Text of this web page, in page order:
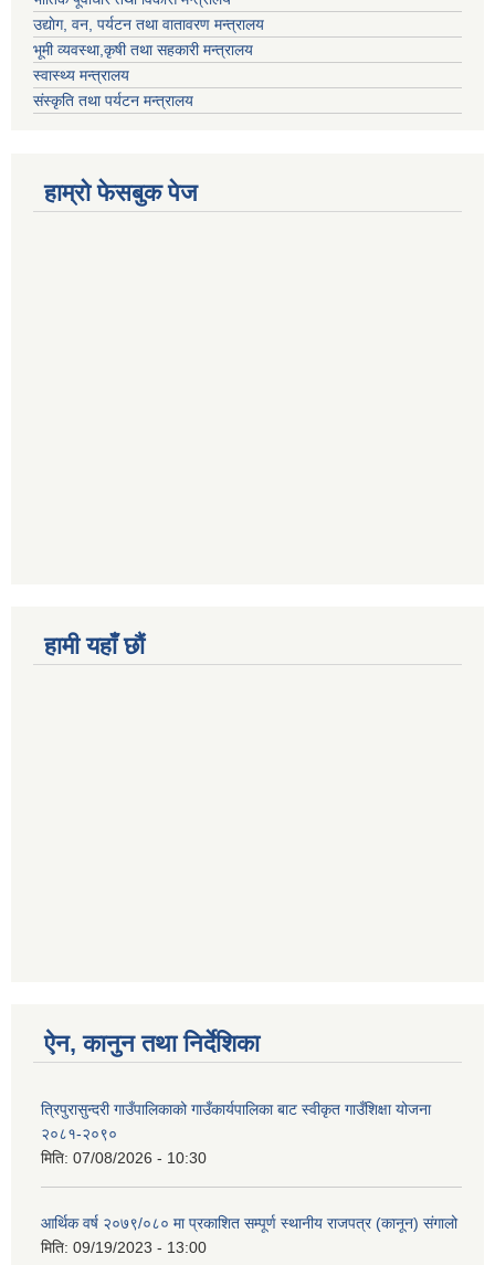
उद्याेग, वन, पर्यटन तथा वातावरण मन्त्रालय
भूमी व्यवस्था,कृषी तथा सहकारी मन्त्रालय
स्वास्थ्य मन्त्रालय
संस्कृति तथा पर्यटन मन्त्रालय
हाम्राे फेसबुक पेज
हामी यहाँ छौं
ऐन, कानुन तथा निर्देशिका
त्रिपुरासुन्दरी गाउँपालिकाको गाउँकार्यपालिका बाट स्वीकृत गाउँशिक्षा योजना
२०८१-२०९०
मिति: 07/08/2026 - 10:30
आर्थिक वर्ष २०७९/०८० मा प्रकाशित सम्पूर्ण स्थानीय राजपत्र (कानून) संगालो
मिति: 09/19/2023 - 13:00